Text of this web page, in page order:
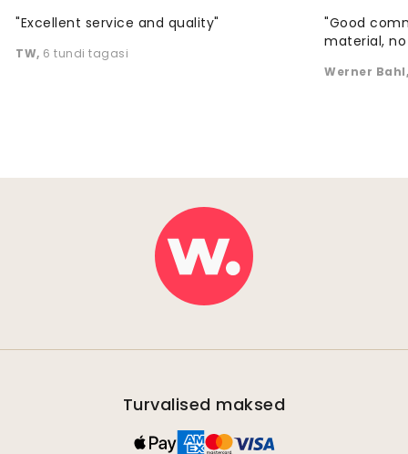
"Excellent service and quality"
TW, 6 tundi tagasi
"Good
material,
Werner Bahl
Turvalised maksed